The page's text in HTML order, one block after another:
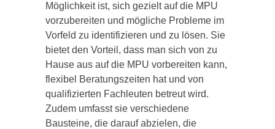
Möglichkeit ist, sich gezielt auf die MPU
vorzubereiten und mögliche Probleme im
Vorfeld zu identifizieren und zu lösen. Sie
bietet den Vorteil, dass man sich von zu
Hause aus auf die MPU vorbereiten kann,
flexibel Beratungszeiten hat und von
qualifizierten Fachleuten betreut wird.
Zudem umfasst sie verschiedene
Bausteine, die darauf abzielen, die